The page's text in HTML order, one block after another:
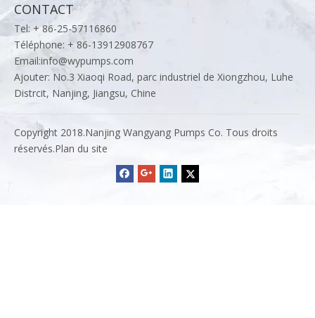
CONTACT
Tel: + 86-25-57116860
Téléphone: + 86-13912908767
Email:info@wypumps.com
Ajouter: No.3 Xiaoqi Road, parc industriel de Xiongzhou, Luhe
Distrcit, Nanjing, Jiangsu, Chine
Copyright 2018.Nanjing Wangyang Pumps Co. Tous droits
réservés.Plan du site